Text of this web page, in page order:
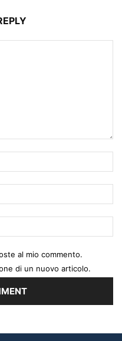
al mio commento.
di un nuovo articolo.